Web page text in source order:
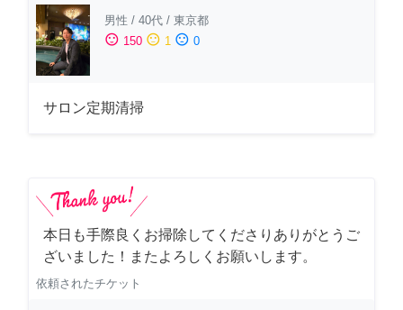
男性 / 40代 / 東京都
sentiment_satisfied 150 sentiment_neutral 1 sentiment_dissatisfied 0
サロン定期清掃
本日も手際良くお掃除してくださりありがとうご
ざいました！またよろしくお願いします。
依頼されたチケット